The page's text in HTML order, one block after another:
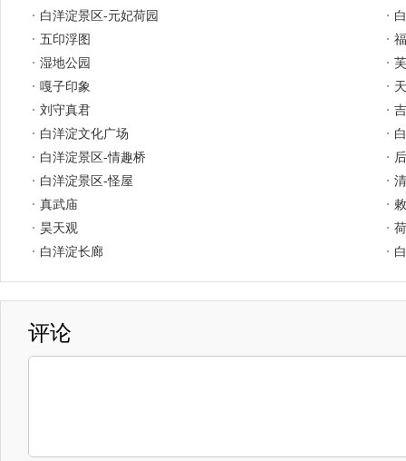
白洋淀景区-元妃荷园
五印浮图
湿地公园
嘎子印象
刘守真君
白洋淀文化广场
白洋淀景区-情趣桥
白洋淀景区-怪屋
真武庙
昊天观
白洋淀长廊
评论